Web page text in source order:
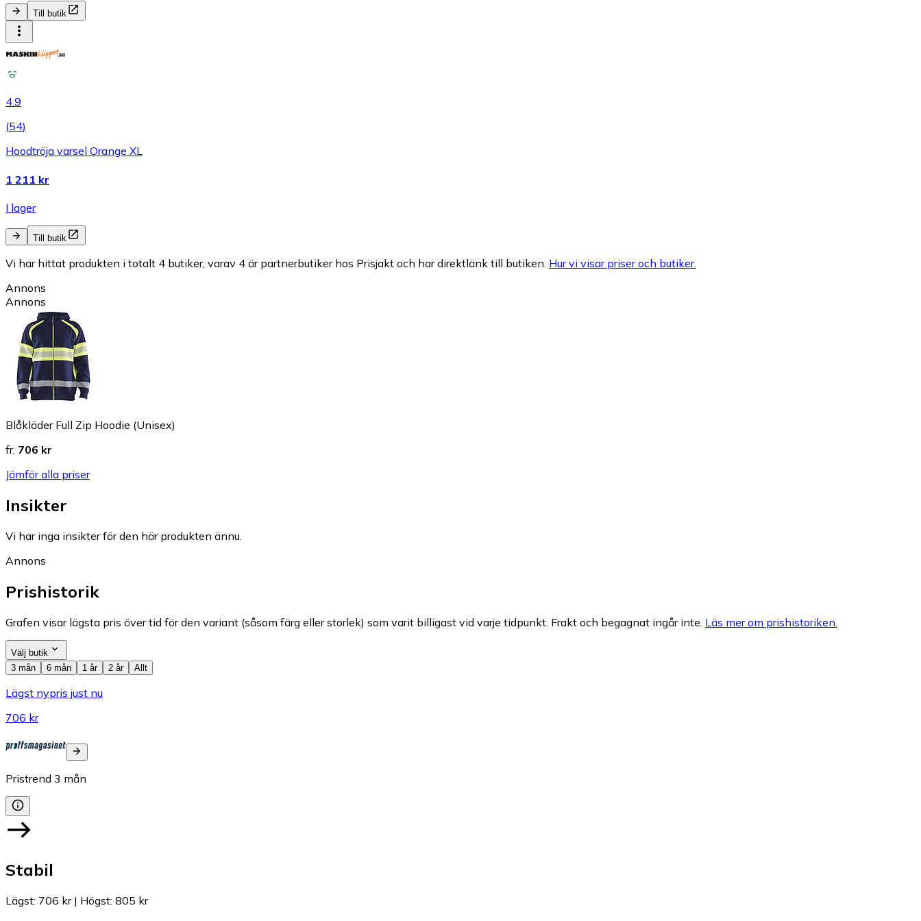
Till butik
4.9
(54)
Hoodtröja varsel Orange XL
1 211 kr
I lager
Till butik
Vi har hittat produkten i totalt 4 butiker, varav 4 är partnerbutiker hos Prisjakt och har direktlänk till butiken. Hur vi visar priser och butiker.
Annons
Annons
Blåkläder Full Zip Hoodie (Unisex)
fr. 706 kr
Jämför alla priser
Insikter
Vi har inga insikter för den här produkten ännu.
Annons
Prishistorik
Grafen visar lägsta pris över tid för den variant (såsom färg eller storlek) som varit billigast vid varje tidpunkt. Frakt och begagnat ingår inte. Läs mer om prishistoriken.
Välj butik
3 mån
6 mån 1 år 2 år Allt
Lägst nypris just nu
706 kr
Pristrend 3 mån
Stabil
Lägst: 706 kr| Högst: 805 kr